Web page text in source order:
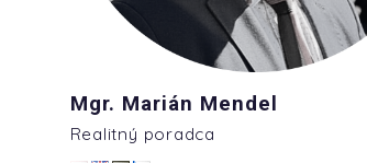
Mgr. Marián Mendel
Realitný poradca